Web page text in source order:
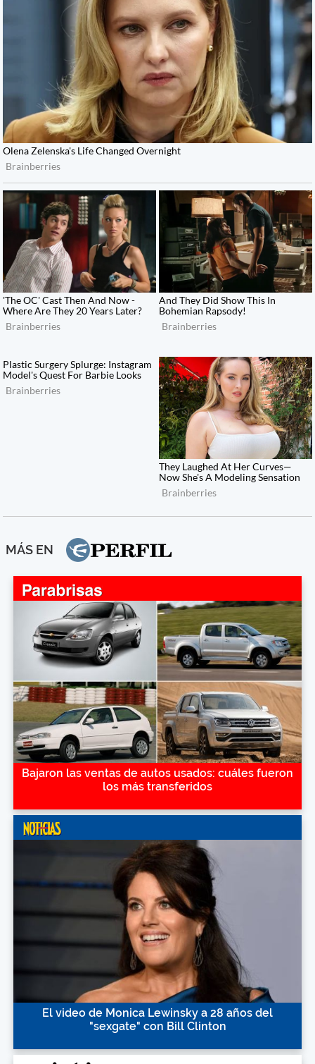
MÁS EN
Bajaron las ventas de autos usados: cuáles fueron
los más transferidos
El video de Monica Lewinsky a 28 años del
"sexgate" con Bill Clinton